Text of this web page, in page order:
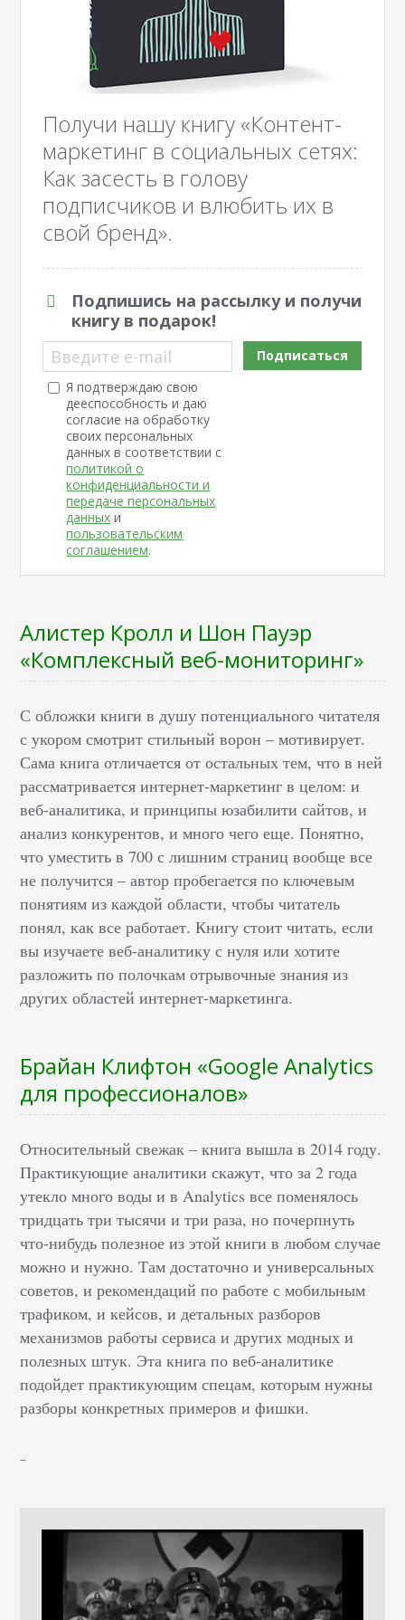
Получи нашу книгу «Контент-
маркетинг в социальных сетях:
Как засесть в голову
подписчиков и влюбить их в
свой бренд».
Подпишись на рассылку и получи
книгу в подарок!
Введите e-mail
Я подтверждаю свою
дееспособность и даю
согласие на обработку
своих персональных
данных в соответствии с
политикой о
конфиденциальности и
передаче персональных
данных и
пользовательским
соглашением.
Подписаться
Алистер Кролл и Шон Пауэр
«Комплексный веб-мониторинг»
С обложки книги в душу потенциального читателя
с укором смотрит стильный ворон – мотивирует.
Сама книга отличается от остальных тем, что в ней
рассматривается интернет-маркетинг в целом: и
веб-аналитика, и принципы юзабилити сайтов, и
анализ конкурентов, и много чего еще. Понятно,
что уместить в 700 с лишним страниц вообще все
не получится – автор пробегается по ключевым
понятиям из каждой области, чтобы читатель
понял, как все работает. Книгу стоит читать, если
вы изучаете веб-аналитику с нуля или хотите
разложить по полочкам отрывочные знания из
других областей интернет-маркетинга.
Брайан Клифтон «Google Analytics
для профессионалов»
Относительный свежак – книга вышла в 2014 году.
Практикующие аналитики скажут, что за 2 года
утекло много воды и в Analytics все поменялось
тридцать три тысячи и три раза, но почерпнуть
что-нибудь полезное из этой книги в любом случае
можно и нужно. Там достаточно и универсальных
советов, и рекомендаций по работе с мобильным
трафиком, и кейсов, и детальных разборов
механизмов работы сервиса и других модных и
полезных штук. Эта книга по веб-аналитике
подойдет практикующим спецам, которым нужны
разборы конкретных примеров и фишки.